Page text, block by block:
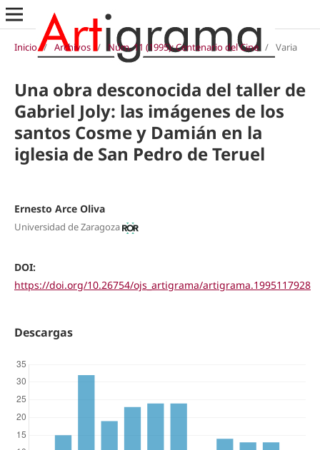
Inicio / Archivos / Núm. 11 (1995): Centenario del Cine / Varia
Una obra desconocida del taller de
Gabriel Joly: las imágenes de los
santos Cosme y Damián en la
iglesia de San Pedro de Teruel
Ernesto Arce Oliva
Universidad de Zaragoza
DOI:
https://doi.org/10.26754/ojs_artigrama/artigrama.1995117928
Descargas